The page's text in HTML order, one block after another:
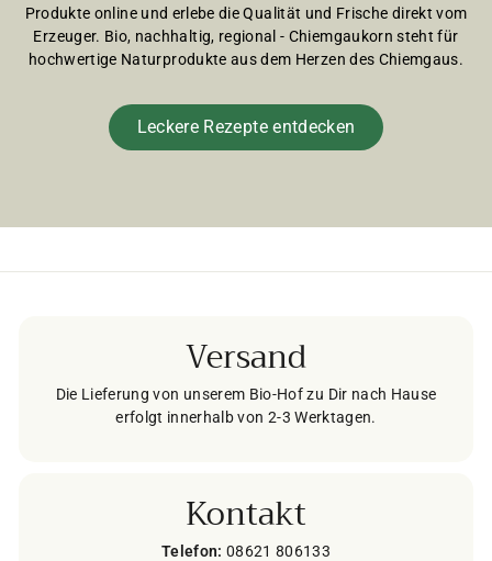
Produkte online und erlebe die Qualität und Frische direkt vom
Erzeuger. Bio, nachhaltig, regional - Chiemgaukorn steht für
hochwertige Naturprodukte aus dem Herzen des Chiemgaus.
Leckere Rezepte entdecken
Versand
Die Lieferung von unserem Bio-Hof zu Dir nach Hause
erfolgt innerhalb von 2-3 Werktagen.
Kontakt
Telefon: 08621 806133